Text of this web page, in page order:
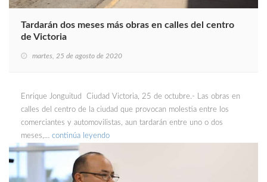
Tardarán dos meses más obras en calles del centro
de Victoria
martes, 25 de agosto de 2020
Enrique Jonguitud Ciudad Victoria, 25 de octubre.- Las obras en
calles del centro de la ciudad que provocan molestia entre los
comerciantes y automovilistas, aun tardarán entre uno o dos
meses,… continúa leyendo